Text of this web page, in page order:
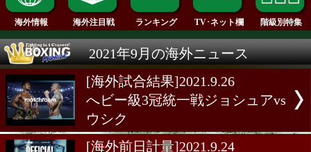
海外情報 海外注目戦 ランキング TV･ネット欄
2021年9月の海外ニュース
[海外試合結果]2021.9.26